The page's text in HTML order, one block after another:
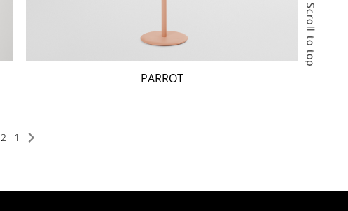
PARROT
1
2